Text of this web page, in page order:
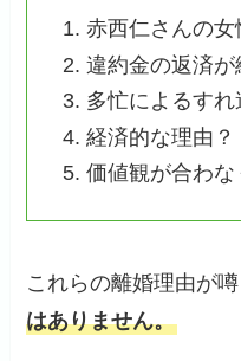
赤西仁さんの女
違約金の返済が
多忙によるすれ
経済的な理由？
価値観が合わな
これらの離婚理由が
はありません。